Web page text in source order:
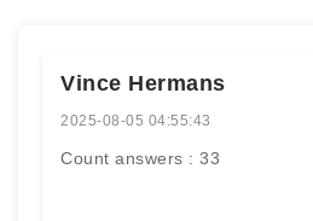
Vince Hermans
2025-08-05 04:55:43
Count answers : 33